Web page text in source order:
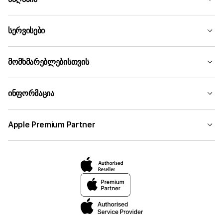
სერვისები
მომხმარებლებისთვის
ინფორმაცია
Apple Premium Partner